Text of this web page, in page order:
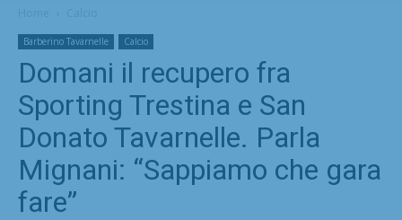
Barberino Tavarnelle Calcio
Domani il recupero fra
Sporting Trestina e San
Donato Tavarnelle. Parla
Mignani: “Sappiamo che gara
fare”